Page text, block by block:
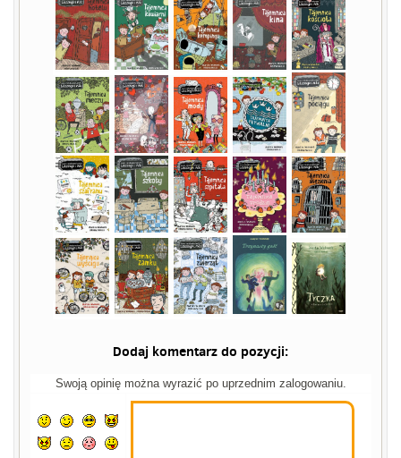
Dodaj komentarz do pozycji:
Swoją opinię można wyrazić po uprzednim zalogowaniu.